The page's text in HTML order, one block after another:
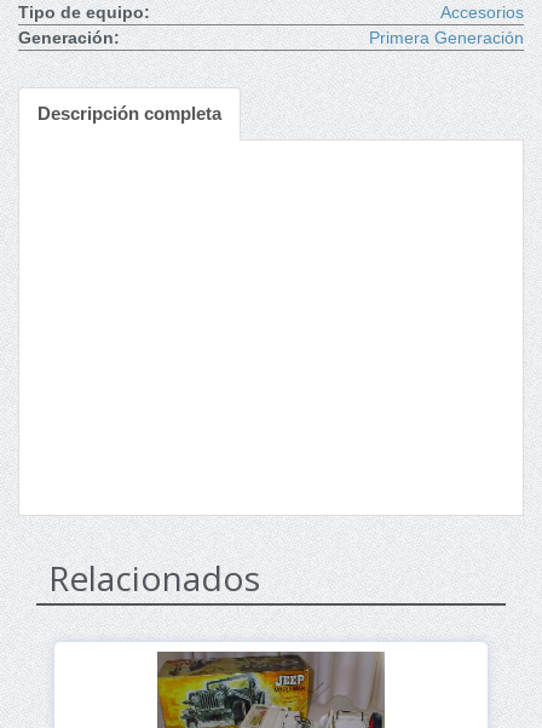
Tipo de equipo:
Accesorios
Generación:
Primera Generación
Descripción completa
Relacionados